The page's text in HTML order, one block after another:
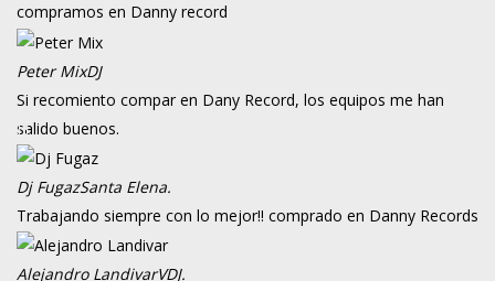
compramos en Danny record
Peter MixDJ
Si recomiento compar en Dany Record, los equipos me han
salido buenos.
Dj FugazSanta Elena.
Trabajando siempre con lo mejor!! comprado en Danny Records
Alejandro LandivarVDJ.